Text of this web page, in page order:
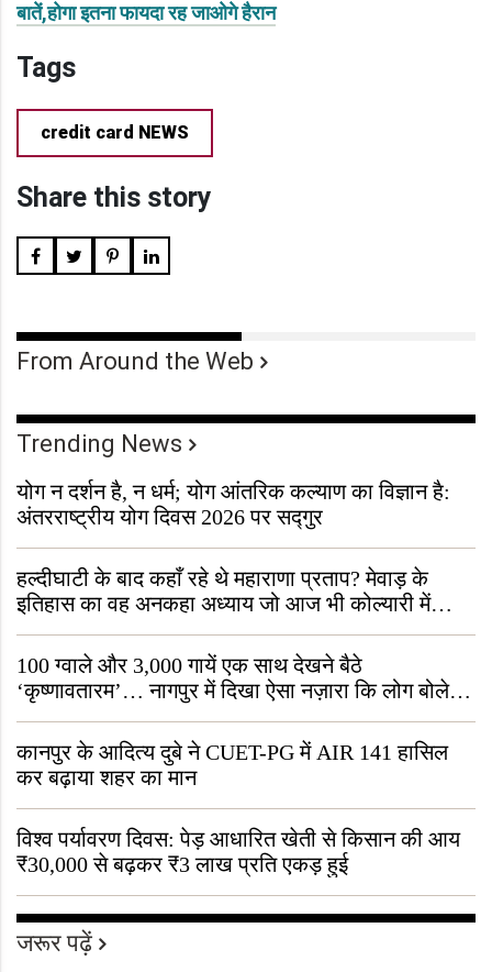
बातें,होगा इतना फायदा रह जाओगे हैरान
Tags
credit card NEWS
Share this story
From Around the Web
Trending News
योग न दर्शन है, न धर्म; योग आंतरिक कल्याण का विज्ञान है:
अंतरराष्ट्रीय योग दिवस 2026 पर सद्गुर
हल्दीघाटी के बाद कहाँ रहे थे महाराणा प्रताप? मेवाड़ के
इतिहास का वह अनकहा अध्याय जो आज भी कोल्यारी में
जीवित है
100 ग्वाले और 3,000 गायें एक साथ देखने बैठे
‘कृष्णावतारम’… नागपुर में दिखा ऐसा नज़ारा कि लोग बोले,
“ऐसा तो सिर्फ़ कृष्ण ही कर सकते हैं”
कानपुर के आदित्य दुबे ने CUET-PG में AIR 141 हासिल
कर बढ़ाया शहर का मान
विश्व पर्यावरण दिवस: पेड़ आधारित खेती से किसान की आय
₹30,000 से बढ़कर ₹3 लाख प्रति एकड़ हुई
जरूर पढ़ें